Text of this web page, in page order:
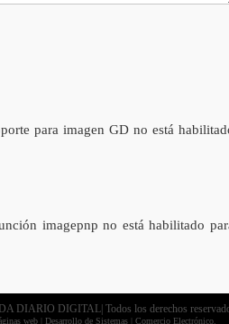
para imagen GD no está
imagepnp no está habilitado
DIARIO DIGITAL| Todos los derechos
web | Desarrollo de Sistemas | Comercio Electrónico.